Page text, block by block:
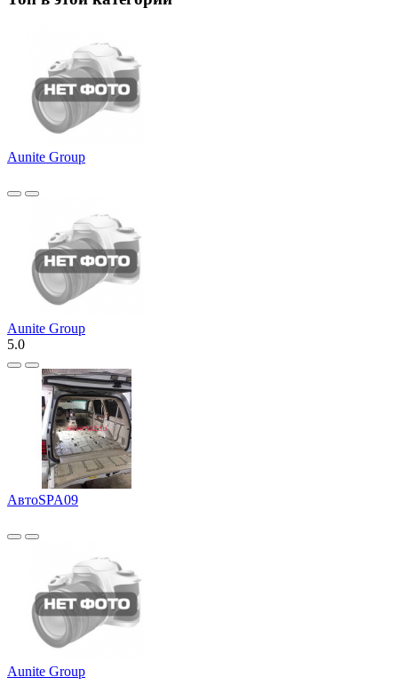
Aunite Group
Aunite Group
5.0
АвтоSPA09
Aunite Group